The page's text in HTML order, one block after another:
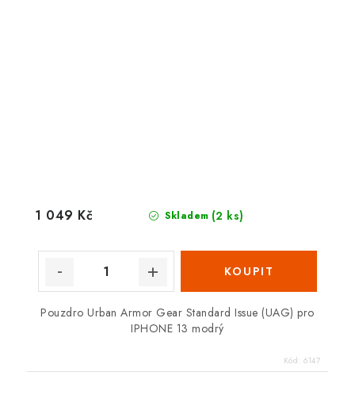
Skladem (2 ks)
1 049 Kč
Pouzdro Urban Armor Gear Standard Issue (UAG) pro
IPHONE 13 modrý
Kód: 6147